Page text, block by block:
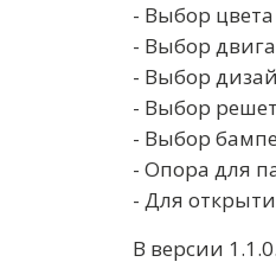
- Выбор цвета
- Выбор
- Выбор
- Выбор
- Выбор
- Опора для
- Для
В версии